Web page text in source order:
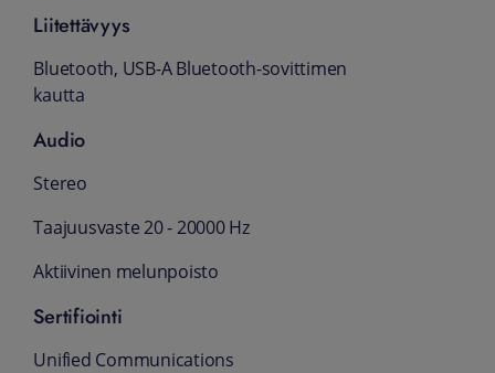
Liitettävyys
Bluetooth, USB-A Bluetooth-sovittimen
kautta
Audio
Stereo
Taajuusvaste 20 - 20000 Hz
Aktiivinen melunpoisto
Sertifiointi
Unified Communications